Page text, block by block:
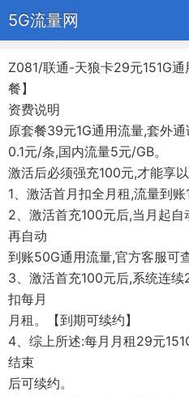
5G流量网
Z081/联通-天狼卡29元151G
餐】
资费说明
原套餐39元1G通用流量,套外
0.1元/条,国内流量5元/GB。
激活后必须强充100元,才能享
1、激活首月扣全月租,流量到账
2、激活首充100元后,当月起
再自动
到账50G通用流量,官方客服可
3、激活首充100元后,系统连
扣每月
月租。【到期可续约】
4、综上所述:每月月租29元
结束
后可续约。